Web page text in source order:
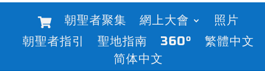
朝聖者聚集 網上大會
照片
朝聖者指引
聖地指南 360°
繁體中文
简体中文